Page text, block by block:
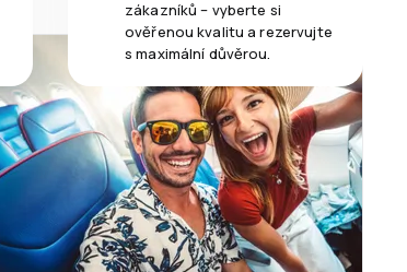
zákazníků – vyberte si
ověřenou kvalitu a rezervujte
s maximální důvěrou.